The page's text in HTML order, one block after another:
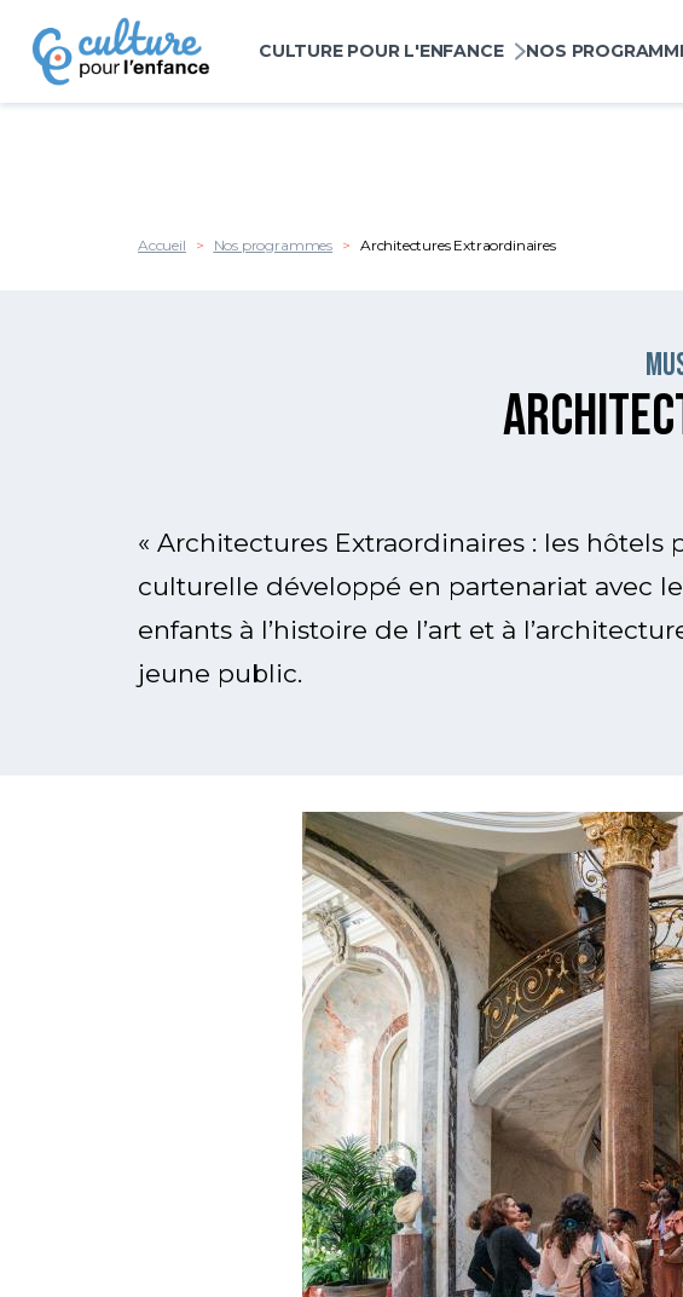
Panneau de gestion des cookies
Navigation principale
CULTURE POUR L'ENFANCE NOS
Accueil Nos programmes Architectures Extraordinaires
« Architectures Extraordinaires : les
culturelle développé en partenariat avec
enfants à l’histoire de l’art et à
jeune public.